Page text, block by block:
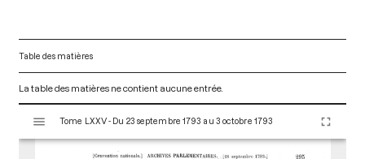
Table des matières
La table des matières ne contient aucune entrée.
s
Tome LXXV - Du 23 septembre 1793 au 3 octobre 1793